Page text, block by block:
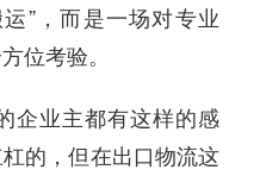
”，而是一场对专业
位考验。
企业主都有这样的感
的，但在出口物流这